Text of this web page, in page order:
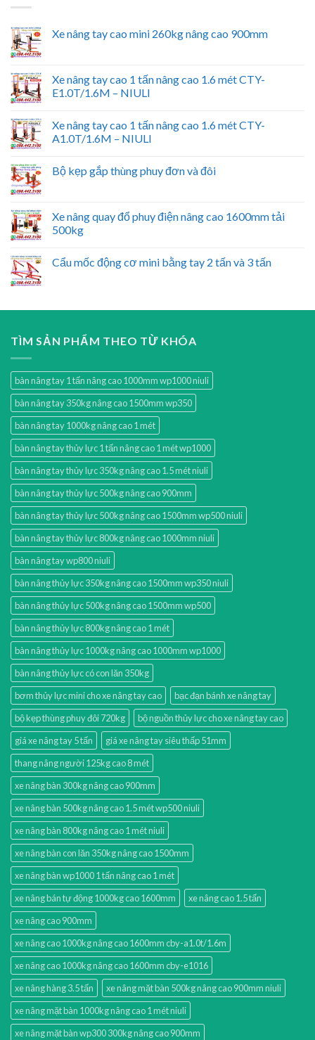
Xe nâng tay cao mini 260kg nâng cao 900mm
Xe nâng tay cao 1 tấn nâng cao 1.6 mét CTY-
E1.0T/1.6M – NIULI
Xe nâng tay cao 1 tấn nâng cao 1.6 mét CTY-
A1.0T/1.6M – NIULI
Bộ kẹp gắp thùng phuy đơn và đôi
Xe nâng quay đổ phuy điện nâng cao 1600mm tải
500kg
Cẩu mốc động cơ mini bằng tay 2 tấn và 3 tấn
TÌM SẢN PHẨM THEO TỪ KHÓA
bàn nâng tay 1 tấn nâng cao 1000mm wp1000 niuli
bàn nâng tay 350kg nâng cao 1500mm wp350
bàn nâng tay 1000kg nâng cao 1 mét
bàn nâng tay thủy lực 1 tấn nâng cao 1 mét wp1000
bàn nâng tay thủy lực 350kg nâng cao 1.5 mét niuli
bàn nâng tay thủy lực 500kg nâng cao 900mm
bàn nâng tay thủy lực 500kg nâng cao 1500mm wp500 niuli
bàn nâng tay thủy lực 800kg nâng cao 1000mm niuli
bàn nâng tay wp800 niuli
bàn nâng thủy lực 350kg nâng cao 1500mm wp350 niuli
bàn nâng thủy lực 500kg nâng cao 1500mm wp500
bàn nâng thủy lực 800kg nâng cao 1 mét
bàn nâng thủy lực 1000kg nâng cao 1000mm wp1000
bàn nâng thủy lực có con lăn 350kg
bơm thủy lực mini cho xe nâng tay cao
bạc đạn bánh xe nâng tay
bộ kẹp thùng phuy đôi 720kg
bộ nguồn thủy lực cho xe nâng tay cao
giá xe nâng tay 5 tấn
giá xe nâng tay siêu thấp 51mm
thang nâng người 125kg cao 8 mét
xe nâng bàn 300kg nâng cao 900mm
xe nâng bàn 500kg nâng cao 1.5 mét wp500 niuli
xe nâng bàn 800kg nâng cao 1 mét niuli
xe nâng bàn con lăn 350kg nâng cao 1500mm
xe nâng bàn wp1000 1 tấn nâng cao 1 mét
xe nâng bán tự động 1000kg cao 1600mm
xe nâng cao 1.5 tấn
xe nâng cao 900mm
xe nâng cao 1000kg nâng cao 1600mm cby-a1.0t/1.6m
xe nâng cao 1000kg nâng cao 1600mm cby-e1016
xe nâng hàng 3.5 tấn
xe nâng mặt bàn 500kg nâng cao 900mm niuli
xe nâng mặt bàn 1000kg nâng cao 1 mét niuli
xe nâng mặt bàn wp300 300kg nâng cao 900mm